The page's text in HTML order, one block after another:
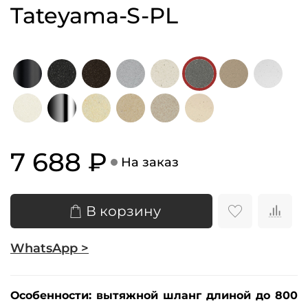
Tateyama-S-PL
7 688 ₽ На заказ
В корзину
WhatsApp >
Особенности: вытяжной шланг длиной до 800